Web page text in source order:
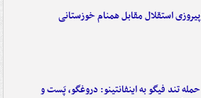
پیروزی استقلال مقابل همنام خوزستانی
حمله تند فیگو به اینفانتینو: دروغگو، پَست‌ و